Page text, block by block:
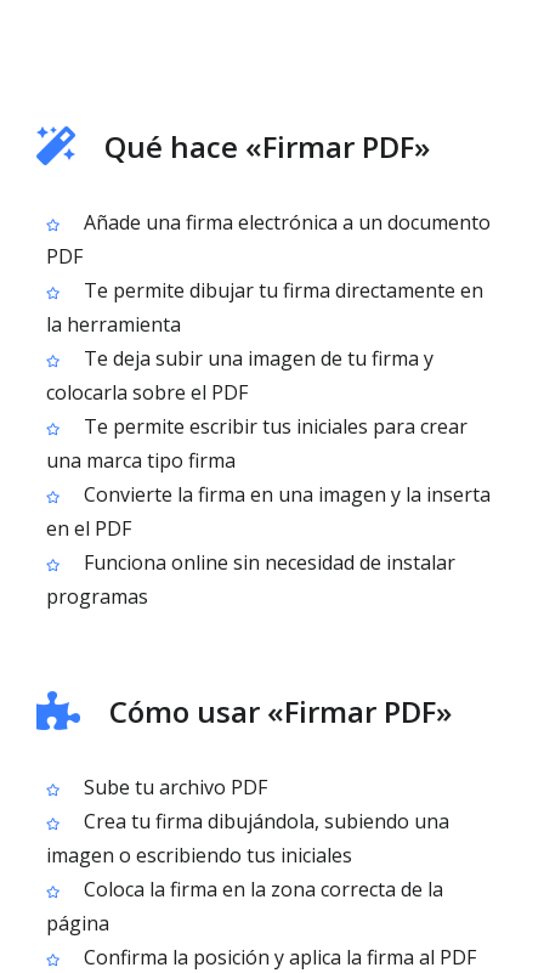
Qué hace «Firmar PDF»
Añade una firma electrónica a un documento
PDF
Te permite dibujar tu firma directamente en
la herramienta
Te deja subir una imagen de tu firma y
colocarla sobre el PDF
Te permite escribir tus iniciales para crear
una marca tipo firma
Convierte la firma en una imagen y la inserta
en el PDF
Funciona online sin necesidad de instalar
programas
Cómo usar «Firmar PDF»
Sube tu archivo PDF
Crea tu firma dibujándola, subiendo una
imagen o escribiendo tus iniciales
Coloca la firma en la zona correcta de la
página
Confirma la posición y aplica la firma al PDF